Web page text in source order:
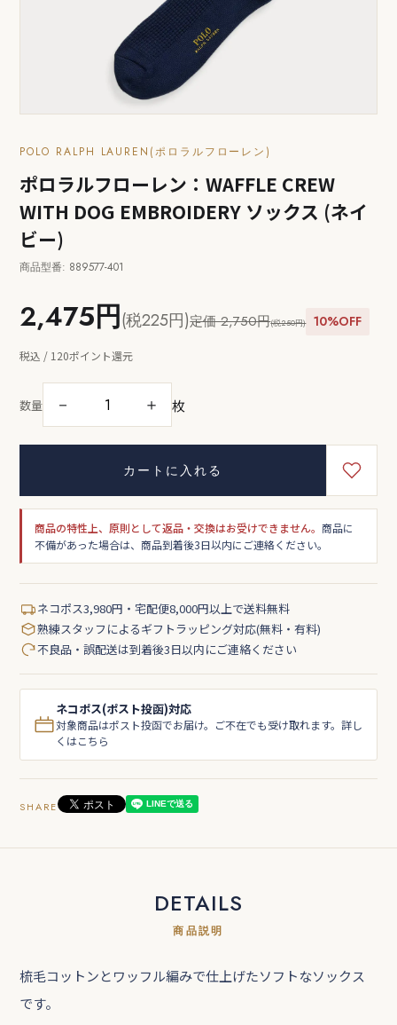
POLO RALPH LAUREN(ポロラルフローレン)
ポロラルフローレン：WAFFLE CREW
WITH DOG EMBROIDERY ソックス (ネイ
ビー)
商品型番: 889577-401
2,475円(税225円)定価 2,750円(税250円) 10%OFF
税込 / 120ポイント還元
数量 － ＋ 枚
カートに入れる
商品の特性上、原則として返品・交換はお受けできません。商品に
不備があった場合は、商品到着後3日以内にご連絡ください。
ネコポス3,980円・宅配便8,000円以上で送料無料
熟練スタッフによるギフトラッピング対応(無料・有料)
不良品・誤配送は到着後3日以内にご連絡ください
ネコポス(ポスト投函)対応
対象商品はポスト投函でお届け。ご不在でも受け取れます。詳し
くはこちら
SHARE
DETAILS
商品説明
梳毛コットンとワッフル編みで仕上げたソフトなソックス
です。